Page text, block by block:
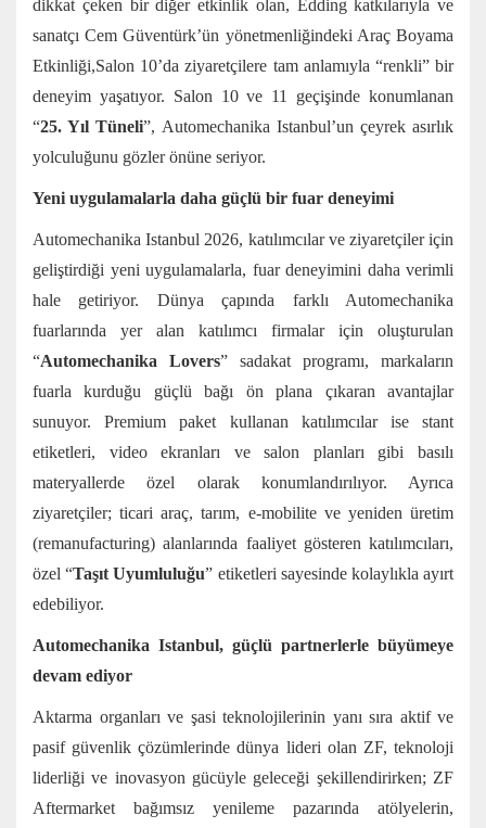
dikkat çeken bir diğer etkinlik olan, Edding katkılarıyla ve
sanatçı Cem Güventürk’ün yönetmenliğindeki Araç Boyama
Etkinliği,Salon 10’da ziyaretçilere tam anlamıyla “renkli” bir
deneyim yaşatıyor. Salon 10 ve 11 geçişinde konumlanan
“25. Yıl Tüneli”, Automechanika Istanbul’un çeyrek asırlık
yolculuğunu gözler önüne seriyor.
Yeni uygulamalarla daha güçlü bir fuar deneyimi
Automechanika Istanbul 2026, katılımcılar ve ziyaretçiler için
geliştirdiği yeni uygulamalarla, fuar deneyimini daha verimli
hale getiriyor. Dünya çapında farklı Automechanika
fuarlarında yer alan katılımcı firmalar için oluşturulan
“Automechanika Lovers” sadakat programı, markaların
fuarla kurduğu güçlü bağı ön plana çıkaran avantajlar
sunuyor. Premium paket kullanan katılımcılar ise stant
etiketleri, video ekranları ve salon planları gibi basılı
materyallerde özel olarak konumlandırılıyor. Ayrıca
ziyaretçiler; ticari araç, tarım, e-mobilite ve yeniden üretim
(remanufacturing) alanlarında faaliyet gösteren katılımcıları,
özel “Taşıt Uyumluluğu” etiketleri sayesinde kolaylıkla ayırt
edebiliyor.
Automechanika Istanbul, güçlü partnerlerle büyümeye
devam ediyor
Aktarma organları ve şasi teknolojilerinin yanı sıra aktif ve
pasif güvenlik çözümlerinde dünya lideri olan ZF, teknoloji
liderliği ve inovasyon gücüyle geleceği şekillendirirken; ZF
Aftermarket bağımsız yenileme pazarında atölyelerin,